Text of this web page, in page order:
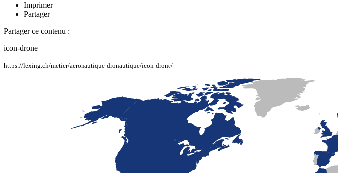
Imprimer
Partager
Partager ce contenu :
icon-drone
https://lexing.ch/metier/aeronautique-dronautique/icon-drone/